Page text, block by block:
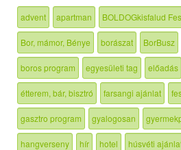
advent apartman BOLDOGkisfalud
Bor, mámor, Bénye borászat BorBusz
boros program egyesületi tag előadás
étterem, bár, bisztró farsangi ajánlat
gasztro program gyalogosan
hangverseny hír hotel húsvéti